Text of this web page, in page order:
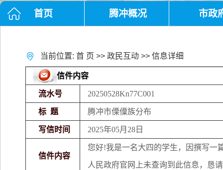
首页 腾冲概况 市政
当前位置: 首 页 >> 政民互动 >> 信息详细
信件内容
流水号 20250528Kn77C001
标 题 腾冲市傈僳族分布
写信时间 2025年05月28日
信件内容
您好!我是一名大四的学生，因撰写一
人民政府官网上未查询到此信息，恳